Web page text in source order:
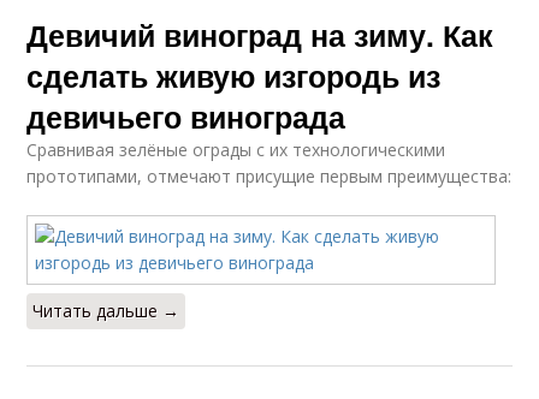
Девичий виноград на зиму. Как
сделать живую изгородь из
девичьего винограда
Сравнивая зелёные ограды с их технологическими
прототипами, отмечают присущие первым преимущества:
Читать дальше →